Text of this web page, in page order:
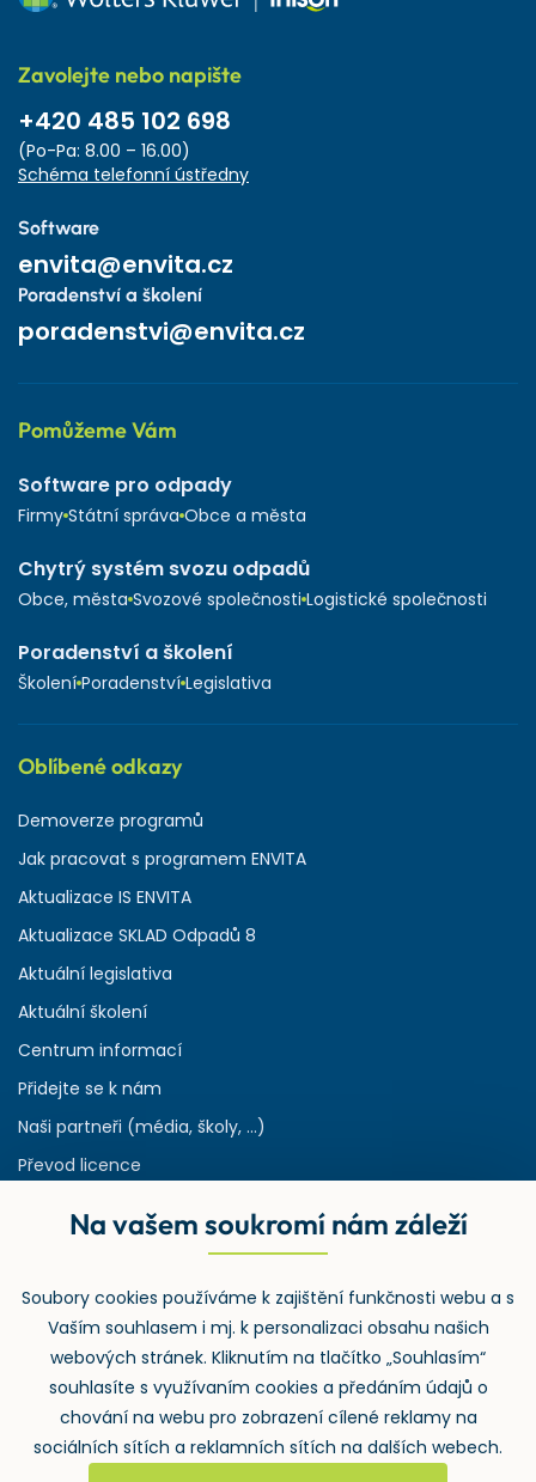
Zavolejte nebo napište
+420 485 102 698
(Po-Pa: 8.00 – 16.00)
Schéma telefonní ústředny
Software
envita@envita.cz
Poradenství a školení
poradenstvi@envita.cz
Pomůžeme Vám
Software pro odpady
Firmy Státní správa Obce a města
Chytrý systém svozu odpadů
Obce, města Svozové společnosti Logistické společnosti
Poradenství a školení
Školení Poradenství Legislativa
Oblíbené odkazy
Demoverze programů
Jak pracovat s programem ENVITA
Aktualizace IS ENVITA
Aktualizace SKLAD Odpadů 8
Aktuální legislativa
Aktuální školení
Centrum informací
Přidejte se k nám
Naši partneři (média, školy, ...)
Převod licence
Rejstřík používaných zkratek v odpadech
Zpětný odběr
Na vašem soukromí nám záleží
Soubory cookies používáme k zajištění funkčnosti webu a s
Vaším souhlasem i mj. k personalizaci obsahu našich
webových stránek. Kliknutím na tlačítko „Souhlasím“
souhlasíte s využívaním cookies a předáním údajů o
chování na webu pro zobrazení cílené reklamy na
sociálních sítích a reklamních sítích na dalších webech.